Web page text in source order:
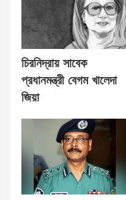
চিরনিদ্রায় সাবেক
প্রধানমন্ত্রী বেগম খালেদা
জিয়া